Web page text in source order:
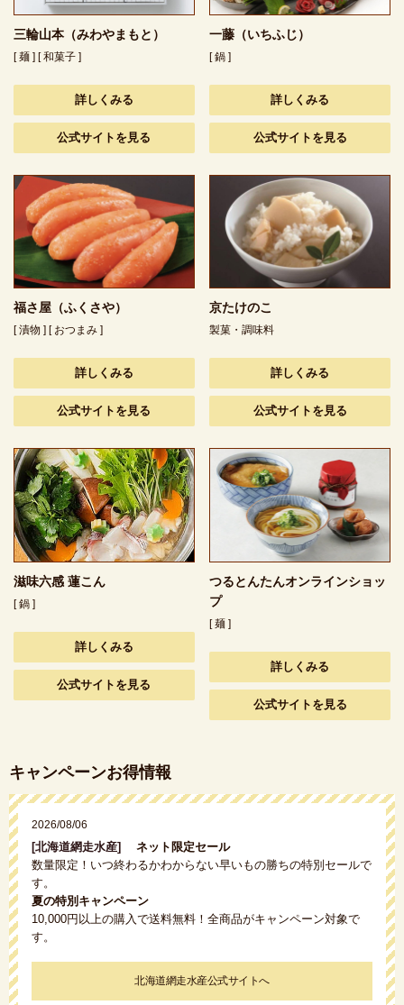
三輪山本（みわやまもと）
[ 麺 ] [ 和菓子 ]
詳しくみる
公式サイトを見る
一藤（いちふじ）
[ 鍋 ]
詳しくみる
公式サイトを見る
福さ屋（ふくさや）
[ 漬物 ] [ おつまみ ]
詳しくみる
公式サイトを見る
京たけのこ
製菓・調味料
詳しくみる
公式サイトを見る
滋味六感 蓮こん
[ 鍋 ]
詳しくみる
公式サイトを見る
つるとんたんオンラインショッ
プ
[ 麺 ]
詳しくみる
公式サイトを見る
キャンペーンお得情報
2026/08/06
[北海道網走水産]
ネット限定セール
数量限定！いつ終わるかわからない早いもの勝ちの特別セールで
す。
夏の特別キャンペーン
10,000円以上の購入で送料無料！全商品がキャンペーン対象で
す。
北海道網走水産公式サイトへ